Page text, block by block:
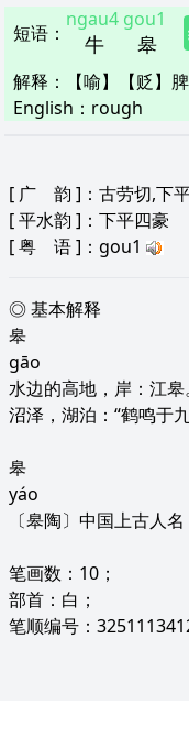
短语 ： 牛
ngau4
皋
gou1
解释 ：
【喻】【贬】
English： rough
[ 广 韵 ]：古劳切,下
[平水韵 ]：下平四豪
[粤 语]：gou1
◎ 基本解释
皋
gāo
水边的高地，岸：江皋
沼泽，湖泊：“鹤鸣于九
皋
yáo
〔皋陶〕中国上古人
笔画数：10；
部首：白；
笔顺编号：